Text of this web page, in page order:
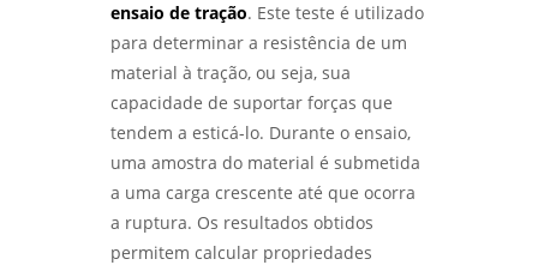
ENTENDA O ENSAIO DE CORROSÃO POR PITE E
SUA IMPORTÂNCIA NA INDÚSTRIA - LABMETAL
ANÁLISE DE FALHAS EM ENGRENAGENS:
COMO IDENTIFICAR E CORRIGIR PROBLEMAS -
ELÉTRICOS: IDENTIFICANDO PROBLEMAS E
SOLUÇÕES - LABMETAL
ensaio de tração. Este teste é utilizado
para determinar a resistência de um
material à tração, ou seja, sua
capacidade de suportar forças que
tendem a esticá-lo. Durante o ensaio,
uma amostra do material é submetida
a uma carga crescente até que ocorra
a ruptura. Os resultados obtidos
permitem calcular propriedades